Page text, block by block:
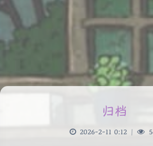
归档
2026-2-11 0:12 |